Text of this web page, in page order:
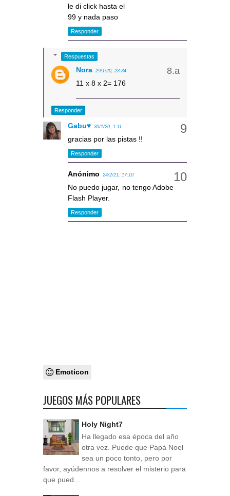
le di click hasta el
99 y nada paso
Responder
Respuestas
Nora 29/1/20, 23:34
11 x 8 x 2= 176
Responder
Gabu♥ 30/1/20, 1:11
gracias por las pistas !!
Responder
Anónimo 24/2/21, 17:10
No puedo jugar, no tengo Adobe
Flash Player.
Responder
Emoticon
JUEGOS MÁS POPULARES
Holy Night7
Ha llegado esa época del año
otra vez. Puede que Papá Noel
sea un poco tonto, pero por
favor, ayúdennos a resolver el misterio para
que pued...